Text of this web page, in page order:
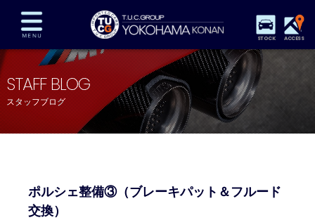
STOCK ACCESS
在庫車両情報 保証&サービス パーツリスト
TUCとは？ 店舗情報 アクセスマップ
全国納車 特別作業 注文販売
プライバシーポリシー
STAFF BLOG
スタッフブログ
ポルシェ整備③（ブレーキパット＆フルード
交換）